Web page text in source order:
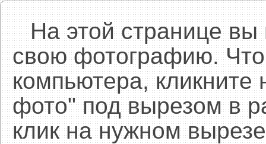
На этой странице вы
свою фотографию.
компьютера, кликните
фото" под вырезом в
клик на нужном